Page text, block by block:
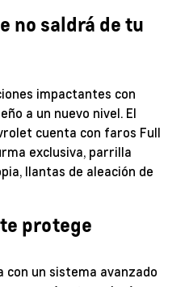
no saldrá de tu
impactantes con
a un nuevo nivel. El
cuenta con faros Full
exclusiva, parrilla
llantas de aleación de
protege
con un sistema avanzado